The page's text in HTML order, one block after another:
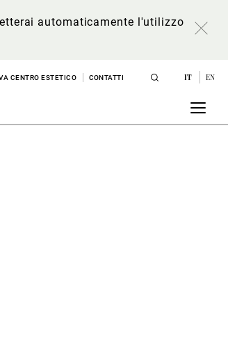
automaticamente l'utilizzo
CENTRO ESTETICO CONTATTI IT EN